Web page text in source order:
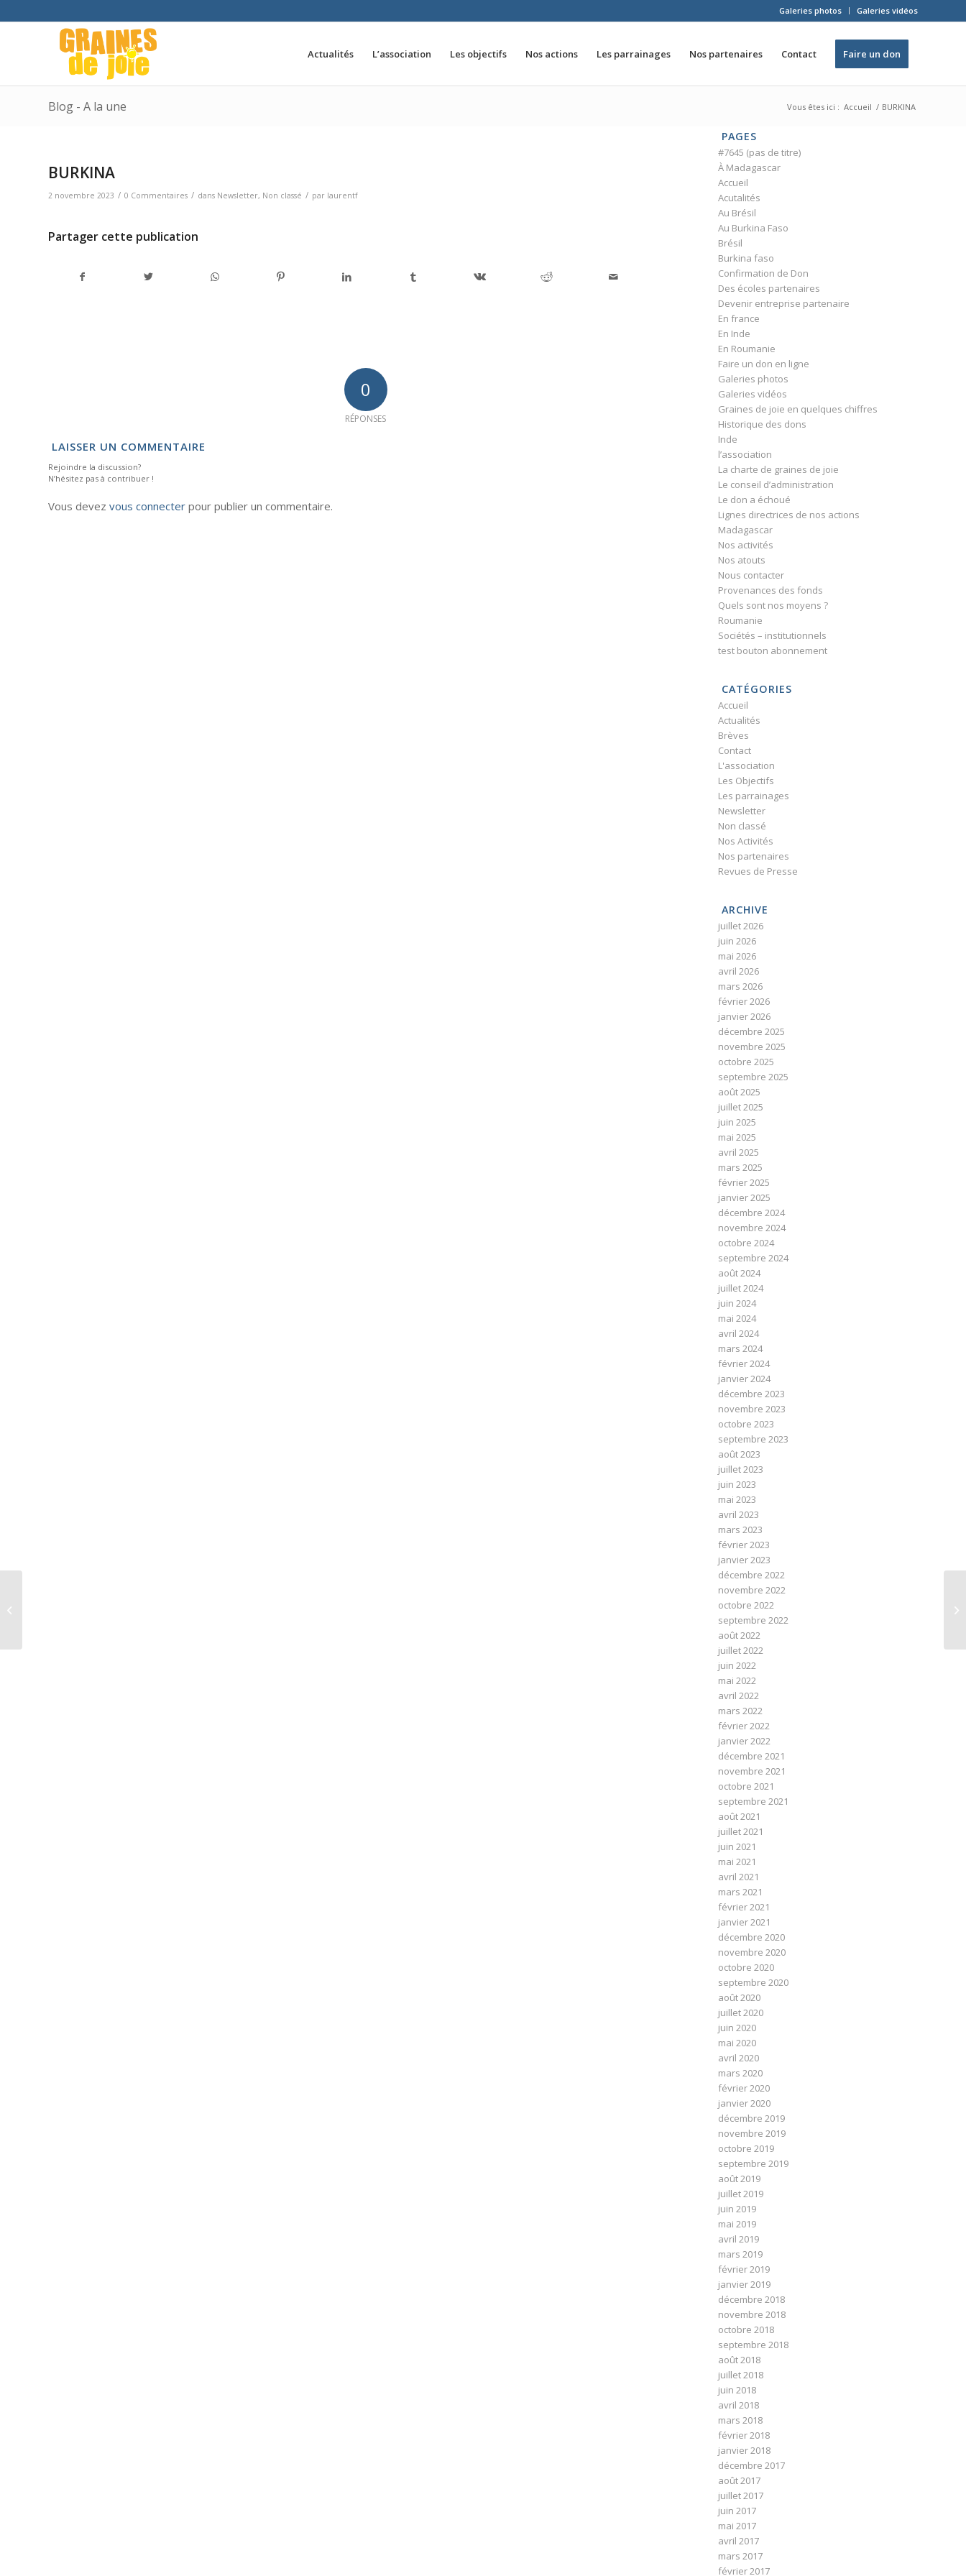
Galeries photos Galeries vidéos
Actualités L’association Les objectifs Nos actions Les parrainages Nos partenaires Contact Faire un don
Blog - A la une Vous êtes ici : Accueil / BURKINA
BURKINA
2 novembre 2023 / 0 Commentaires / dans Newsletter, Non classé / par laurentf
Partager cette publication
0
RÉPONSES
LAISSER UN COMMENTAIRE
Rejoindre la discussion?
N’hésitez pas à contribuer !
Vous devez vous connecter pour publier un commentaire.
PAGES
#7645 (pas de titre)
À Madagascar
Accueil
Acutalités
Au Brésil
Au Burkina Faso
Brésil
Burkina faso
Confirmation de Don
Des écoles partenaires
Devenir entreprise partenaire
En france
En Inde
En Roumanie
Faire un don en ligne
Galeries photos
Galeries vidéos
Graines de joie en quelques chiffres
Historique des dons
Inde
l’association
La charte de graines de joie
Le conseil d’administration
Le don a échoué
Lignes directrices de nos actions
Madagascar
Nos activités
Nos atouts
Nous contacter
Provenances des fonds
Quels sont nos moyens ?
Roumanie
Sociétés – institutionnels
test bouton abonnement
CATÉGORIES
Accueil
Actualités
Brèves
Contact
L'association
Les Objectifs
Les parrainages
Newsletter
Non classé
Nos Activités
Nos partenaires
Revues de Presse
ARCHIVE
juillet 2026
juin 2026
mai 2026
avril 2026
mars 2026
février 2026
janvier 2026
décembre 2025
novembre 2025
octobre 2025
septembre 2025
août 2025
juillet 2025
juin 2025
mai 2025
avril 2025
mars 2025
février 2025
janvier 2025
décembre 2024
novembre 2024
octobre 2024
septembre 2024
août 2024
juillet 2024
juin 2024
mai 2024
avril 2024
mars 2024
février 2024
janvier 2024
décembre 2023
novembre 2023
octobre 2023
septembre 2023
août 2023
juillet 2023
juin 2023
mai 2023
avril 2023
mars 2023
février 2023
janvier 2023
décembre 2022
novembre 2022
octobre 2022
septembre 2022
août 2022
juillet 2022
juin 2022
mai 2022
avril 2022
mars 2022
février 2022
janvier 2022
décembre 2021
novembre 2021
octobre 2021
septembre 2021
août 2021
juillet 2021
juin 2021
mai 2021
avril 2021
mars 2021
février 2021
janvier 2021
décembre 2020
novembre 2020
octobre 2020
septembre 2020
août 2020
juillet 2020
juin 2020
mai 2020
avril 2020
mars 2020
février 2020
janvier 2020
décembre 2019
novembre 2019
octobre 2019
septembre 2019
août 2019
juillet 2019
juin 2019
mai 2019
avril 2019
mars 2019
février 2019
janvier 2019
décembre 2018
novembre 2018
octobre 2018
septembre 2018
août 2018
juillet 2018
juin 2018
avril 2018
mars 2018
février 2018
janvier 2018
décembre 2017
août 2017
juillet 2017
juin 2017
mai 2017
avril 2017
mars 2017
février 2017